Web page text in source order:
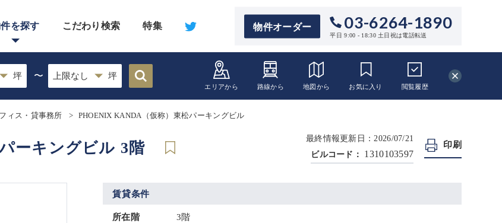
物件オーダー 03-6264-1890
平日 9:00 - 18:30 土日祝は電話転送
を探す こだわり検索 特集
エリアから 路線から 地図から お気に入り 閲覧履歴
〜
ィス・貸事務所 PHOENIX KANDA（仮称）東松パーキングビル
ーキングビル 3階
最終情報更新日：2026/07/21
ビルコード：
1310103597
印刷
賃貸条件
所在階 3階